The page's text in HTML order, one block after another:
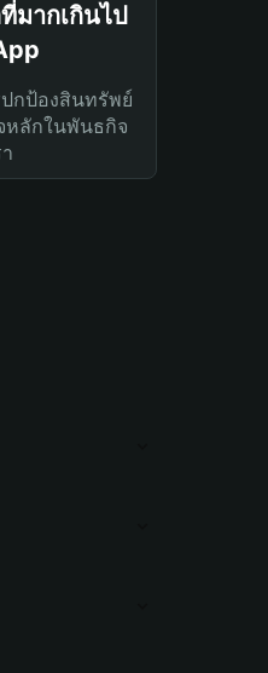
มากเกินไป
กป้องสินทรัพย์
หลักในพันธกิจ